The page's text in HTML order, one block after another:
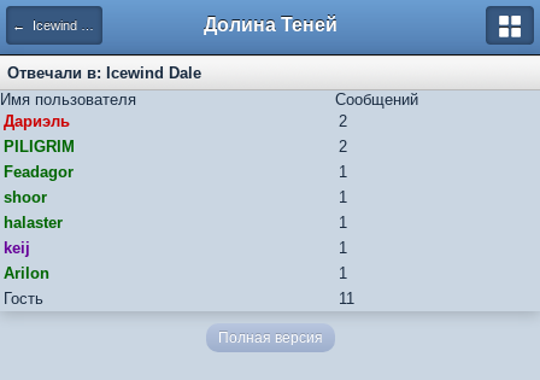
← Icewind Dale Долина Теней
Отвечали в: Icewind Dale
Имя пользователя
Сообщений
Дариэль
2
PILIGRIM
2
Feadagor
1
shoor
1
halaster
1
keij
1
Arilon
1
Гость
11
Полная версия